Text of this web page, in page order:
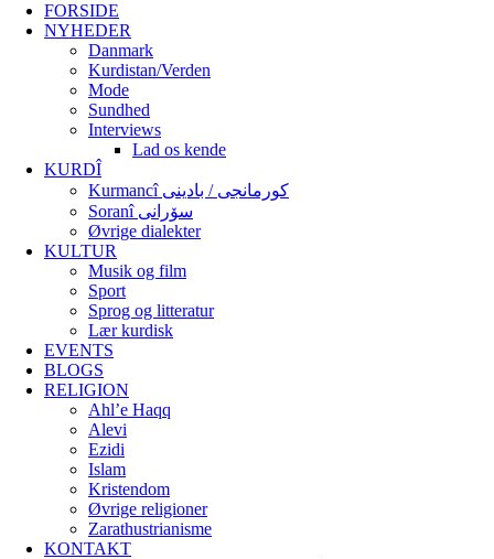
FORSIDE
NYHEDER
Danmark
Kurdistan/Verden
Mode
Sundhed
Interviews
Lad os kende
KURDÎ
Kurmancî کورمانجی / بادینی
Soranî سۆرانی
Øvrige dialekter
KULTUR
Musik og film
Sport
Sprog og litteratur
Lær kurdisk
EVENTS
BLOGS
RELIGION
Ahl’e Haqq
Alevi
Ezidi
Islam
Kristendom
Øvrige religioner
Zarathustrianisme
KONTAKT